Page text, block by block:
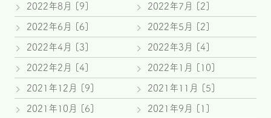
2022年8月 [9] 2022年7月 [2]
2022年6月 [6] 2022年5月 [2]
2022年4月 [3] 2022年3月 [4]
2022年2月 [4] 2022年1月 [10]
2021年12月 [9] 2021年11月 [5]
2021年10月 [6] 2021年9月 [1]